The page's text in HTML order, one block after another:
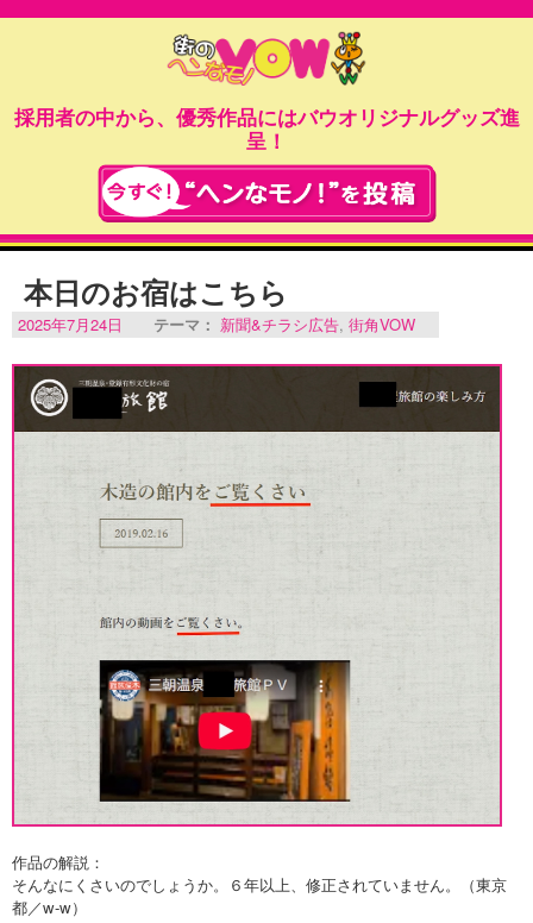
採用者の中から、優秀作品にはバウオリジナルグッズ進
呈！
本日のお宿はこちら
2025年7月24日 テーマ： 新聞&チラシ広告, 街角VOW
作品の解説：
そんなにくさいのでしょうか。６年以上、修正されていません。（東京
都／w-w）